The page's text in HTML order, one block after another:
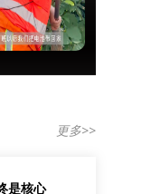
更多>>
是核心